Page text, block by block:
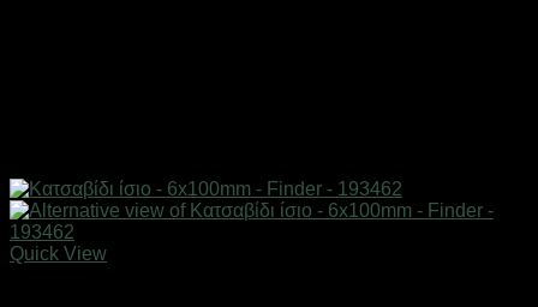
Quick View